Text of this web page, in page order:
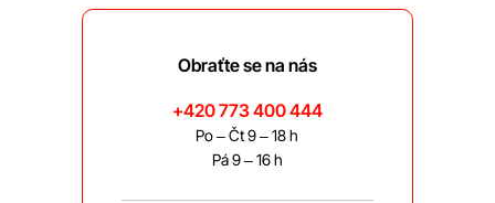
Obraťte se na nás
+420 773 400 444
Po – Čt 9 – 18 h
Pá 9 – 16 h